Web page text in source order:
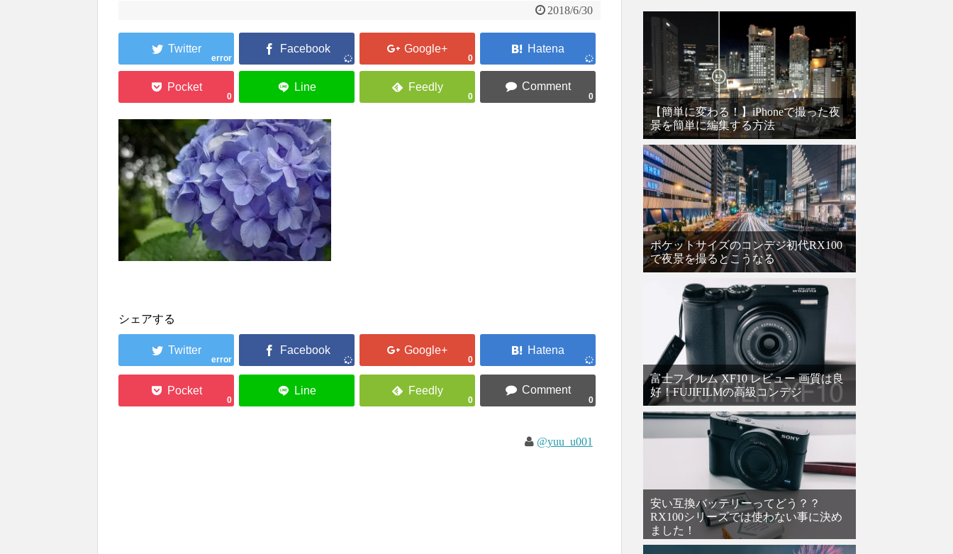
2018/6/30
error 0
0 0 0
シェアする
error 0
0 0 0
@yuu_u001
【簡単に変わる！】iPhoneで撮った夜
景を簡単に編集する方法
ポケットサイズのコンデジ初代RX100
で夜景を撮るとこうなる
富士フイルム XF10 レビュー 画質は良
好！FUJIFILMの高級コンデジ
安い互換バッテリーってどう？？
RX100シリーズでは使わない事に決め
ました！